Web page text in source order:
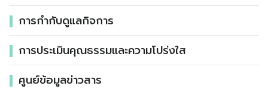
การกำกับดูแลกิจการ
การประเมินคุณธรรมและความโปร่งใส
ศูนย์ข้อมูลข่าวสาร